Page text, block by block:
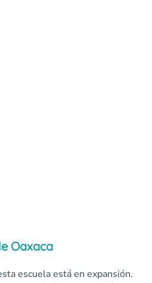
Oaxaca
escuela está en expansión.